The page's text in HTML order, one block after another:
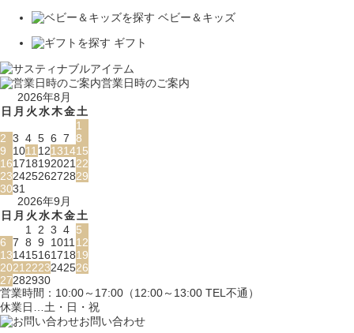
ベビー＆キッズ
ギフト
営業日時のご案内
2026年8月
日 月 火水木金土
1
2 3 4 5 6 7 8
9
1011 12131415
161718192021 22
23242526272829
3031
2026年9月
日 月 火水木金土
1
2 3 4 5
6 7 8 9 1011 12
13141516171819
2021 2223242526
27282930
営業時間：10:00～17:00（12:00～13:00 TEL不通）
休業日…土・日・祝
お問い合わせ